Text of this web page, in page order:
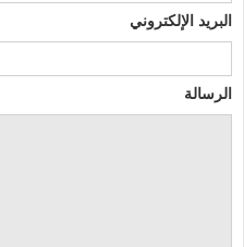
البريد الإلكتروني
الرسالة